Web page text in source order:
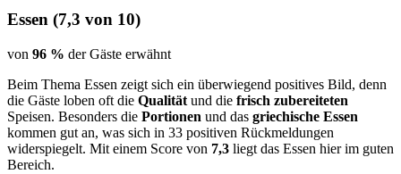
Essen (7,3 von 10)
von 96 % der Gäste erwähnt
Beim Thema Essen zeigt sich ein überwiegend positives Bild, denn
die Gäste loben oft die Qualität und die frisch zubereiteten
Speisen. Besonders die Portionen und das griechische Essen
kommen gut an, was sich in 33 positiven Rückmeldungen
widerspiegelt. Mit einem Score von 7,3 liegt das Essen hier im guten
Bereich.